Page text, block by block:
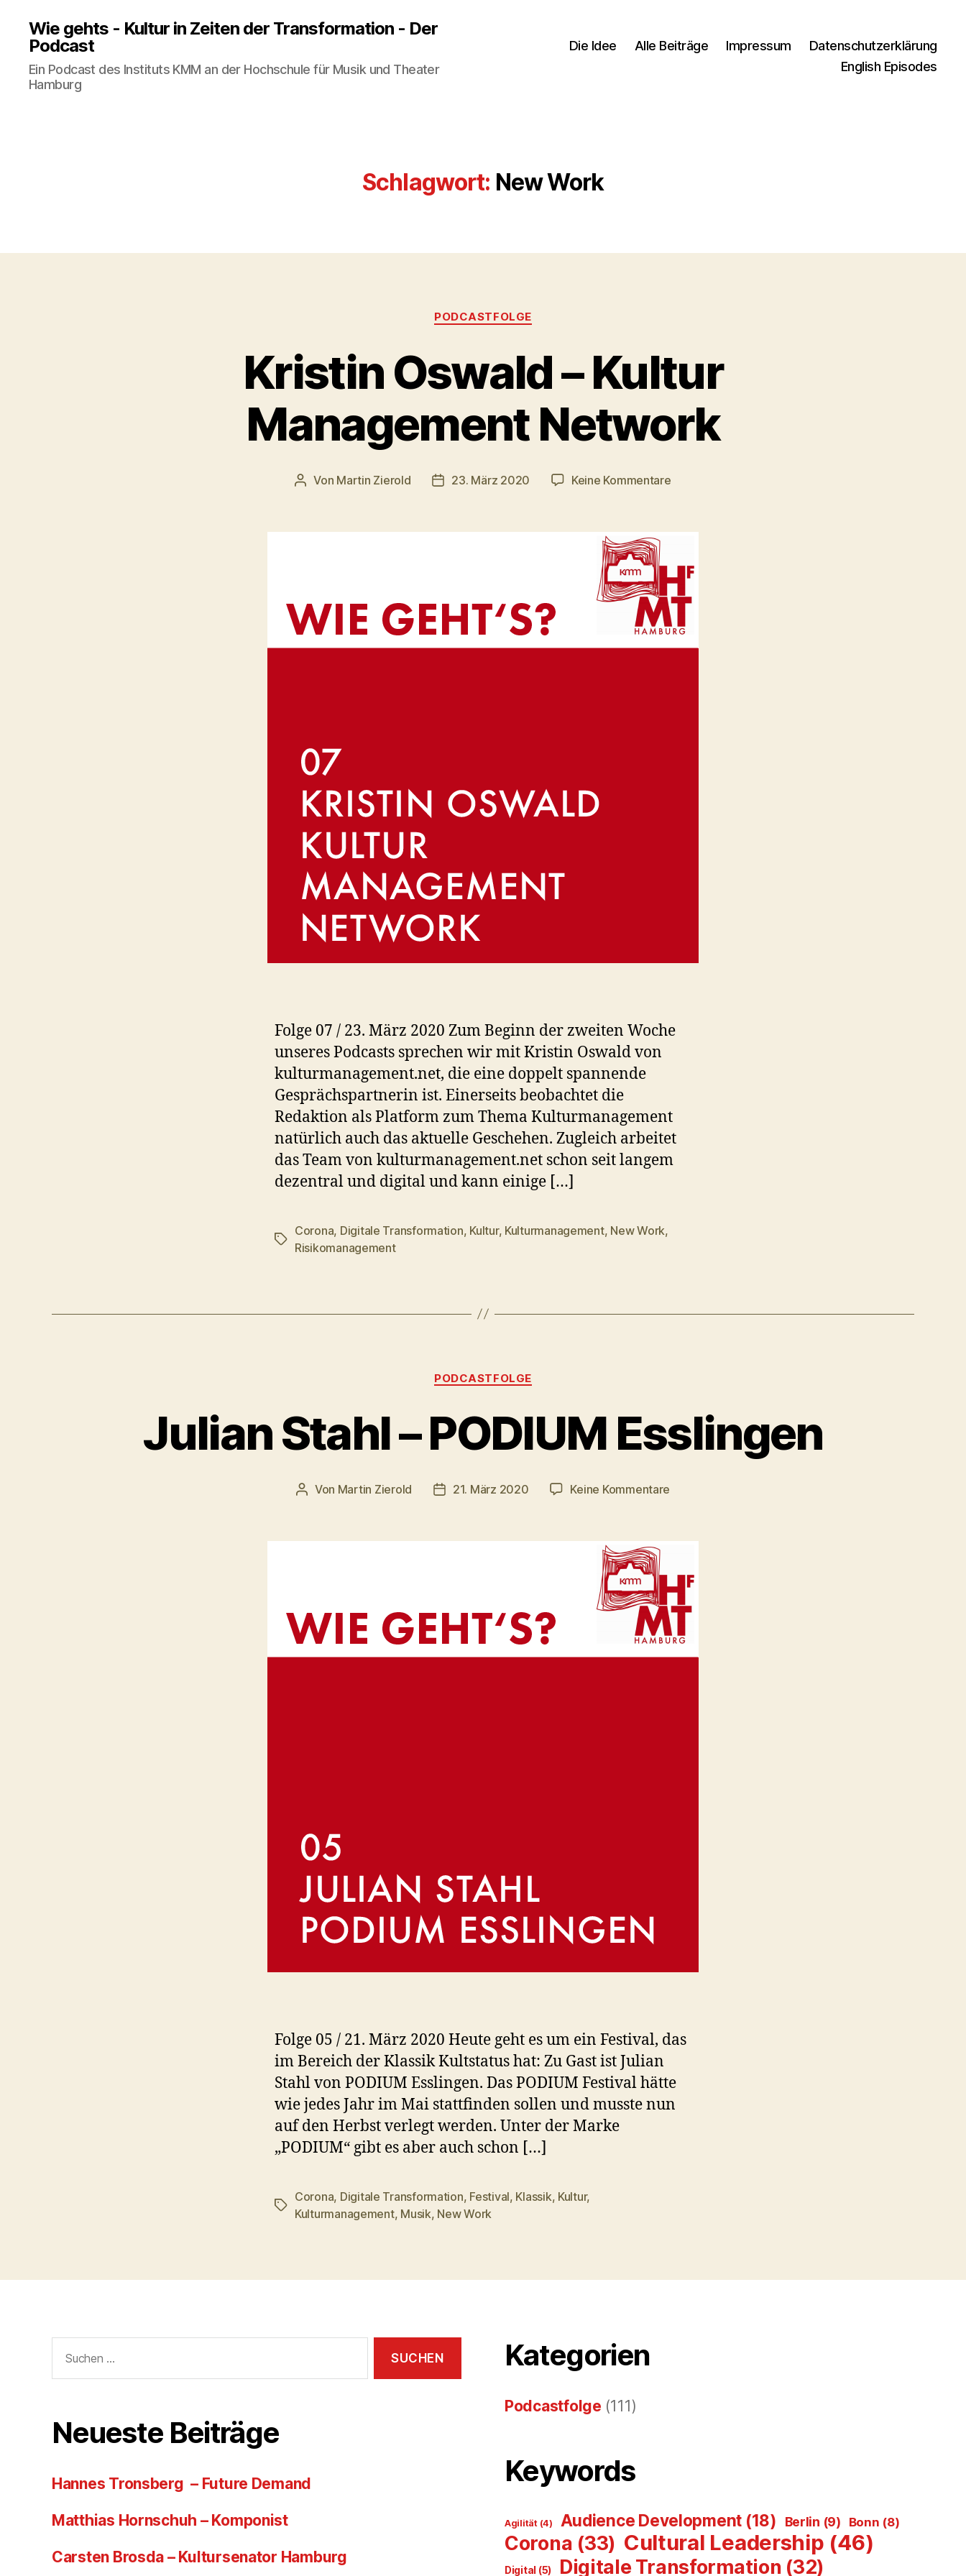
Wie gehts - Kultur in Zeiten der Transformation - Der
Podcast
Ein Podcast des Instituts KMM an der Hochschule für Musik und Theater
Hamburg
Die Idee Alle Beiträge Impressum
Datenschutzerklärung
English Episodes
Schlagwort: New Work
Kategorien
PODCASTFOLGE
Kristin Oswald – Kultur
Management Network
Beitragsautor
Von Martin Zierold Veröffentlichungsdatum
23. März 2020 Keine Kommentarezu
–
Management
Network
Folge 07 / 23. März 2020 Zum Beginn der zweiten Woche
unseres Podcasts sprechen wir mit Kristin Oswald von
kulturmanagement.net, die eine doppelt spannende
Gesprächspartnerin ist. Einerseits beobachtet die
Redaktion als Platform zum Thema Kulturmanagement
natürlich auch das aktuelle Geschehen. Zugleich arbeitet
das Team von kulturmanagement.net schon seit langem
dezentral und digital und kann einige […]
Schlagwörter
Corona, Digitale Transformation, Kultur, Kulturmanagement, New Work,
Risikomanagement
Kategorien
PODCASTFOLGE
Julian Stahl – PODIUM Esslingen
Beitragsautor
Von Martin Zierold Veröffentlichungsdatum
21. März 2020 Keine Kommentare
–
Esslingen
Folge 05 / 21. März 2020 Heute geht es um ein Festival, das
im Bereich der Klassik Kultstatus hat: Zu Gast ist Julian
Stahl von PODIUM Esslingen. Das PODIUM Festival hätte
wie jedes Jahr im Mai stattfinden sollen und musste nun
auf den Herbst verlegt werden. Unter der Marke
„PODIUM“ gibt es aber auch schon […]
Schlagwörter
Corona, Digitale Transformation, Festival, Klassik, Kultur,
Kulturmanagement, Musik, New Work
nach:
Neueste Beiträge
Hannes Tronsberg – Future Demand
Matthias Hornschuh – Komponist
Carsten Brosda – Kultursenator Hamburg
Kategorien
Podcastfolge (111)
Keywords
Agilität(4) Audience Development (18) Berlin (9) Bonn (8)
Corona (33) Cultural Leadership (46)
Digital (5) Digitale Transformation (32)